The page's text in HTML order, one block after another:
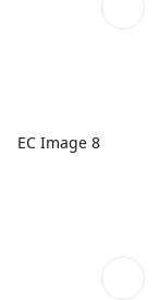
EC Image 8